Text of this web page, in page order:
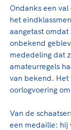
genieten van
de halve
Lees verder
Voor welk
langs de lijn,
En wat mag
hier richting
onderdeel
ongewenst
Lees verder
binnen
bestuurders,
toekomstig
Lees verder
Ondanks een
het
aangetast
onbekend
mededeling dat
amateurregels
van bekend.
oorlogvoering
Van de
een medaille: hij